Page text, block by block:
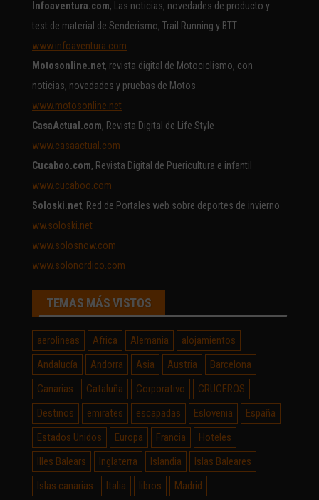
Infoaventura.com, Las noticias, novedades de producto y
test de material de Senderismo, Trail Running y BTT
www.infoaventura.com
Motosonline.net, revista digital de Motociclismo, con
noticias, novedades y pruebas de Motos
www.motosonline.net
CasaActual.com, Revista Digital de Life Style
www.casaactual.com
Cucaboo.com, Revista Digital de Puericultura e infantil
www.cucaboo.com
Soloski.net, Red de Portales web sobre deportes de invierno
ww.soloski.net
www.solosnow.com
www.solonordico.com
TEMAS MÁS VISTOS
aerolineas Africa Alemania
alojamientos
Andalucía
Andorra Asia Austria
Barcelona
Canarias
Cataluña Corporativo
CRUCEROS
Destinos
emirates escapadas Eslovenia
España
Estados Unidos
Europa Francia
Hoteles
Illes Balears
Inglaterra Islandia
Islas Baleares
Islas canarias
Italia libros
Madrid